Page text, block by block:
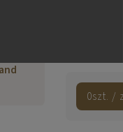
0szt. /